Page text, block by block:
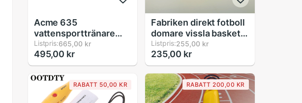
Acme 635
vattensporttränare
domare special
visselpipa vattentät
sportutrustning tre-
håls träningsvisselpipa
med snodd
Listpris:665,00 kr
495,00 kr
Fabriken direkt fotboll
domare vissla basket
volleyboll visselpipa
sport visselpipa 8
färger
Listpris:255,00 kr
235,00 kr
RABATT 50,00 KR RABATT 200,00 KR